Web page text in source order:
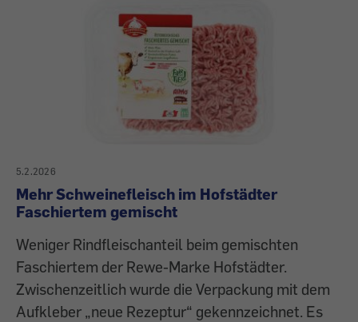
5.2.2026
Mehr Schweinefleisch im Hofstädter
Faschiertem gemischt
Weniger Rindfleischanteil beim gemischten
Faschiertem der Rewe-Marke Hofstädter.
Zwischenzeitlich wurde die Verpackung mit dem
Aufkleber „neue Rezeptur“ gekennzeichnet. Es